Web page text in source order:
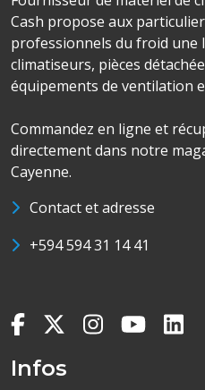
Cash propose aux
professionnels du froid une
climatiseurs, pièces
équipements de ventilation
Commandez en ligne et
directement dans notre
Cayenne.
Contact et adresse
+594 594 31 14 41
Infos